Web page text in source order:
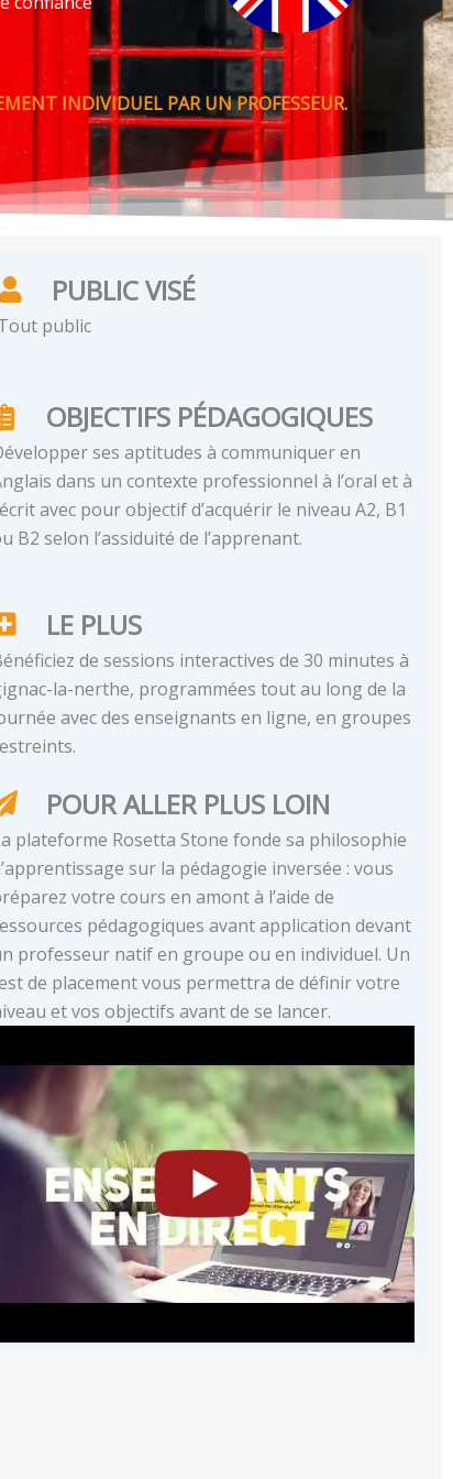
INDIVIDUEL PAR UN PROFESSEUR.
PUBLIC VISÉ
public
OBJECTIFS PÉDAGOGIQUES
ses aptitudes à communiquer en
dans un contexte professionnel à l’oral et à
avec pour objectif d’acquérir le niveau A2, B1
B2 selon l’assiduité de l’apprenant.
LE PLUS
de sessions interactives de 30 minutes à
la-nerthe, programmées tout au long de la
avec des enseignants en ligne, en groupes
POUR ALLER PLUS LOIN
plateforme Rosetta Stone fonde sa philosophie
sur la pédagogie inversée : vous
votre cours en amont à l’aide de
pédagogiques avant application devant
professeur natif en groupe ou en individuel. Un
de placement vous permettra de définir votre
et vos objectifs avant de se lancer.